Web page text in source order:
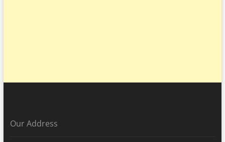
Our Address